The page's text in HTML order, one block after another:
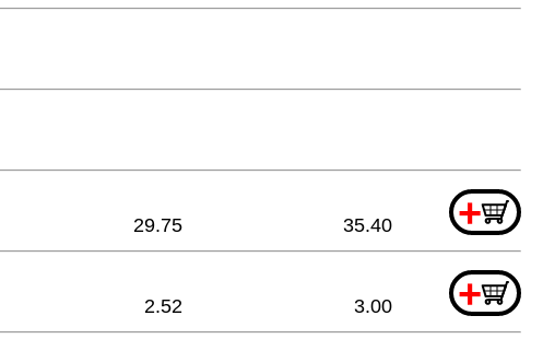
+
29.75 35.40
+
2.52 3.00